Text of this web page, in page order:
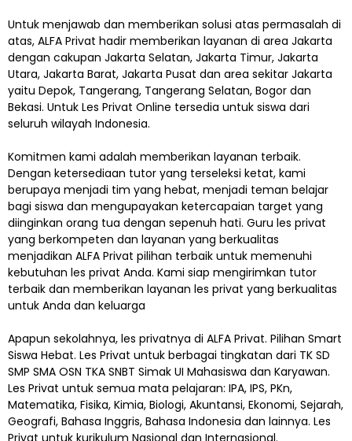
Untuk menjawab dan memberikan solusi atas permasalah di
atas, ALFA Privat hadir memberikan layanan di area Jakarta
dengan cakupan Jakarta Selatan, Jakarta Timur, Jakarta
Utara, Jakarta Barat, Jakarta Pusat dan area sekitar Jakarta
yaitu Depok, Tangerang, Tangerang Selatan, Bogor dan
Bekasi. Untuk Les Privat Online tersedia untuk siswa dari
seluruh wilayah Indonesia.
Komitmen kami adalah memberikan layanan terbaik.
Dengan ketersediaan tutor yang terseleksi ketat, kami
berupaya menjadi tim yang hebat, menjadi teman belajar
bagi siswa dan mengupayakan ketercapaian target yang
diinginkan orang tua dengan sepenuh hati. Guru les privat
yang berkompeten dan layanan yang berkualitas
menjadikan ALFA Privat pilihan terbaik untuk memenuhi
kebutuhan les privat Anda. Kami siap mengirimkan tutor
terbaik dan memberikan layanan les privat yang berkualitas
untuk Anda dan keluarga
Apapun sekolahnya, les privatnya di ALFA Privat. Pilihan Smart
Siswa Hebat. Les Privat untuk berbagai tingkatan dari TK SD
SMP SMA OSN TKA SNBT Simak UI Mahasiswa dan Karyawan.
Les Privat untuk semua mata pelajaran: IPA, IPS, PKn,
Matematika, Fisika, Kimia, Biologi, Akuntansi, Ekonomi, Sejarah,
Geografi, Bahasa Inggris, Bahasa Indonesia dan lainnya. Les
Privat untuk kurikulum Nasional dan Internasional.